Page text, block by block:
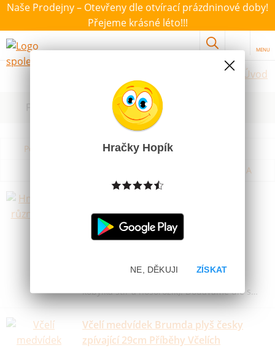
Naše Prodejny – Otevřeny dle otvírací prázdninové doby!
Přejeme krásné léto!!!
MENU
Úvod
Filtrovat dle dostupnosti, ceny, výrobce
Podle názvu od A do Z
Podle názvu od Z do A
Skladem
49 Kč
Figurka hmyz o rozměru cca 9 - 13cm. V
nabídce 6 druhů (motýl, vážka, beruška,
kobylka štír a nosorožík). Dodáváme dle s…
Včelí medvídek Brumda plyš česky
zpívající 29cm Příběhy Včelích
Hračky Hopík
ZÍSKAT
NE, DĚKUJI